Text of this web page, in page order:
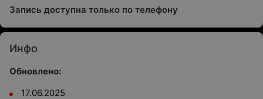
Запись доступна только по телефону
Инфо
Обновлено:
17.06.2025